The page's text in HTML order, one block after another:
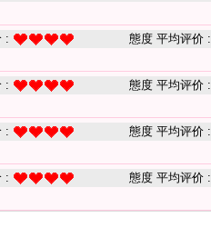
:
態度 平均评价 :
:
態度 平均评价 :
:
態度 平均评价 :
:
態度 平均评价 :